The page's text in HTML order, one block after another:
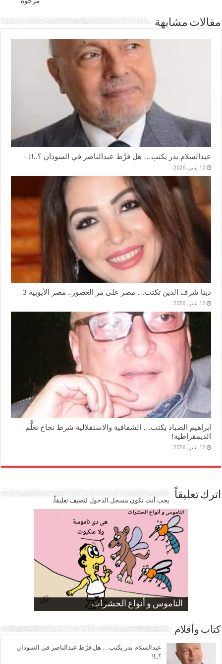
مقالات مشابهة
عبدالسلام بدر يكتب… هل فرَّط عبدالناصر في السودان ؟..!!
12 يناير، 2026
دينا شرف الدين تكتب… مصر على مر العصور.. مصر الأيوبية 3
12 يناير، 2026
ابراهيم الصياد يكتب… الشفافية والاستقلالية شرط نجاح تعلُّم
الديمقراطية!
12 يناير، 2026
اترك تعليقاً يجب أنت تكون مسجل الدخوللتضيف تعليقاً.
الناموس و أنواع الحشرات
الموظفين بعد ارتفاع الأسعار
ارتفاع نسبة الطلاق في مصر
صورة كاركاتيرية
صورة كاركاتيرية
كتاب وأقلام
عبدالسلام بدر يكتب… هل فرَّط عبدالناصر في السودان
؟..!!